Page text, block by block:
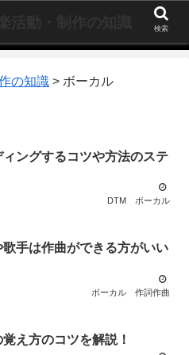
の知識 > ボーカル
ングするコツや方法のステ
DTM ボーカル
手は作曲ができる方がいい
ボーカル 作詞作曲
え方のコツを解説！
検索